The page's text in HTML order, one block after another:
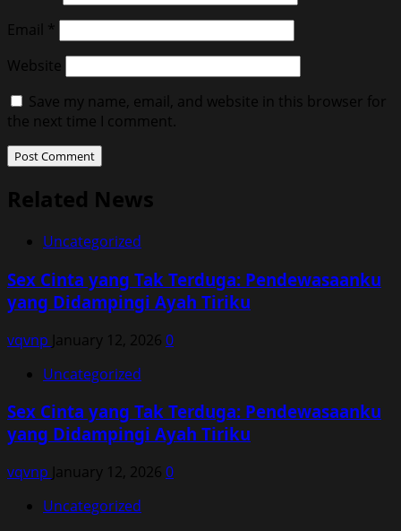
Email
*
Website
Save my name, email, and website in this browser for
the next time I comment.
Related News
Uncategorized
Sex Cinta yang Tak Terduga: Pendewasaanku
yang Didampingi Ayah Tiriku
vqvnp January 12, 2026 0
Uncategorized
Sex Cinta yang Tak Terduga: Pendewasaanku
yang Didampingi Ayah Tiriku
vqvnp January 12, 2026 0
Uncategorized